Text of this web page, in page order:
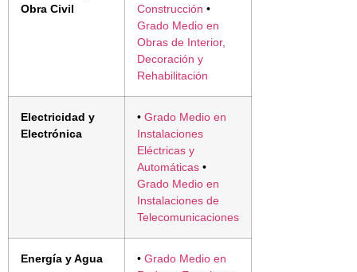
Obra Civil
Construcción •
Grado Medio en
Obras de Interior,
Decoración y
Rehabilitación
Electricidad y
Electrónica
• Grado Medio en
Instalaciones
Eléctricas y
Automáticas •
Grado Medio en
Instalaciones de
Telecomunicaciones
Energía y Agua • Grado Medio en